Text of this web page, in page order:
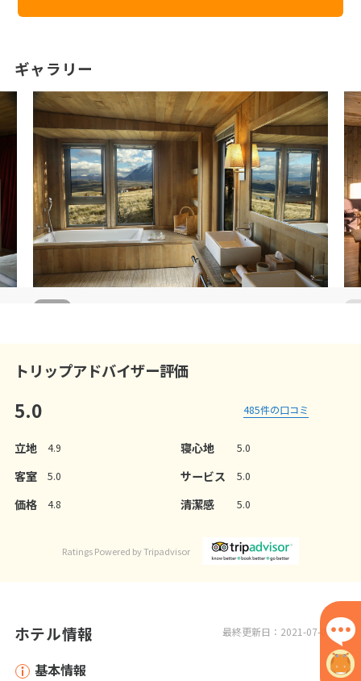
ギャラリー
トリップアドバイザー評価
5.0 485件の口コミ
立地 4.9 寝心地 5.0
客室 5.0 サービス 5.0
価格 4.8 清潔感 5.0
Ratings Powered by Tripadvisor
最終更新日：2021-07-07
ホテル情報
基本情報